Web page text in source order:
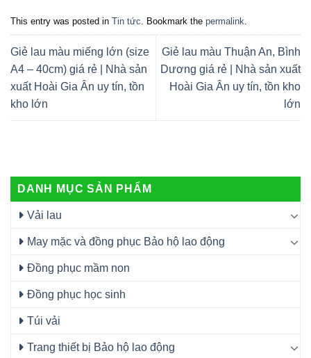
This entry was posted in Tin tức. Bookmark the permalink.
Giẻ lau màu miếng lớn (size
A4 – 40cm) giá rẻ | Nhà sản
xuất Hoài Gia Ân uy tín, tồn
kho lớn
Giẻ lau màu Thuận An, Bình
Dương giá rẻ | Nhà sản xuất
Hoài Gia Ân uy tín, tồn kho
lớn
DANH MỤC SẢN PHẨM
Vải lau
May mặc và đồng phục Bảo hộ lao động
Đồng phục mầm non
Đồng phục học sinh
Túi vải
Trang thiết bị Bảo hộ lao động